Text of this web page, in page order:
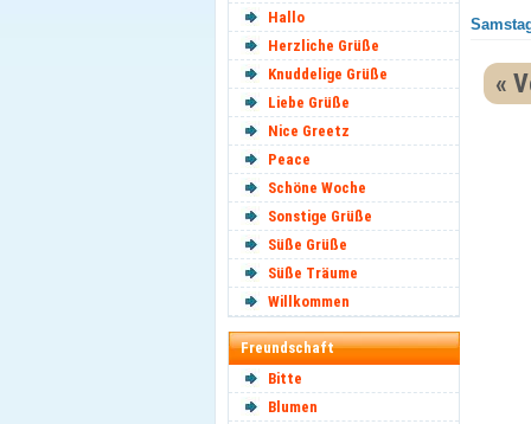
Hallo
Herzliche Grüße
Knuddelige Grüße
Liebe Grüße
Nice Greetz
Peace
Schöne Woche
Sonstige Grüße
Süße Grüße
Süße Träume
Willkommen
Freundschaft
Bitte
Blumen
«